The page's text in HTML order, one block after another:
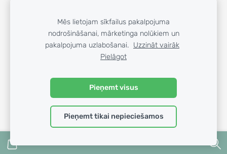
© 2023 GAISA PRIEKS SIA
Mēs lietojam sīkfailus pakalpojuma
nodrošināšanai, mārketinga nolūkiem un
pakalpojuma uzlabošanai. Uzzināt vairāk
Pielāgot
Pieņemt visus
Pieņemt tikai nepieciešamos